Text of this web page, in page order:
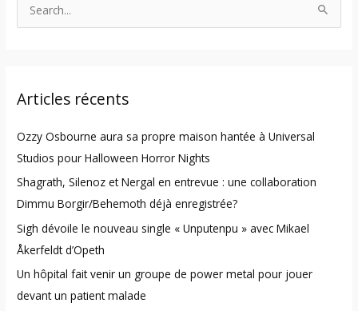
c
f
o
r
:
Articles récents
Ozzy Osbourne aura sa propre maison hantée à Universal
Studios pour Halloween Horror Nights
Shagrath, Silenoz et Nergal en entrevue : une collaboration
Dimmu Borgir/Behemoth déjà enregistrée?
Sigh dévoile le nouveau single « Unputenpu » avec Mikael
Åkerfeldt d’Opeth
Un hôpital fait venir un groupe de power metal pour jouer
devant un patient malade